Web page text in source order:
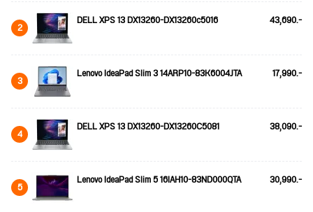
2 DELL XPS 13 DX13260-DX13260c5016 43,690.-
3 Lenovo IdeaPad Slim 3 14ARP10-83K6004JTA 17,990.-
4 DELL XPS 13 DX13260-DX13260C5081 38,090.-
5 Lenovo IdeaPad Slim 5 16IAH10-83ND000QTA 30,990.-